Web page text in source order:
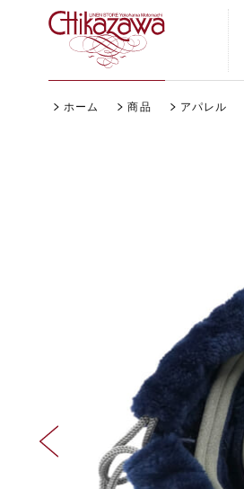
ホーム 商品 アパレル